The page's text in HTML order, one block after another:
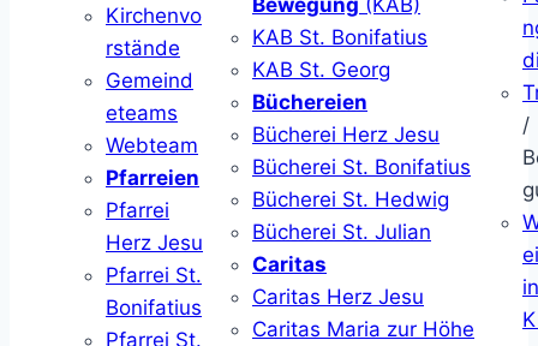
Kirchenvo
rstände
Gemeind
eteams
Webteam
Pfarreien
Pfarrei
Herz Jesu
Pfarrei St.
Bonifatius
Pfarrei St.
Bewegung (KAB)
KAB St. Bonifatius
KAB St. Georg
Büchereien
Bücherei Herz Jesu
Bücherei St. Bonifatius
Bücherei St. Hedwig
Bücherei St. Julian
Caritas
Caritas Herz Jesu
Caritas Maria zur Höhe
/